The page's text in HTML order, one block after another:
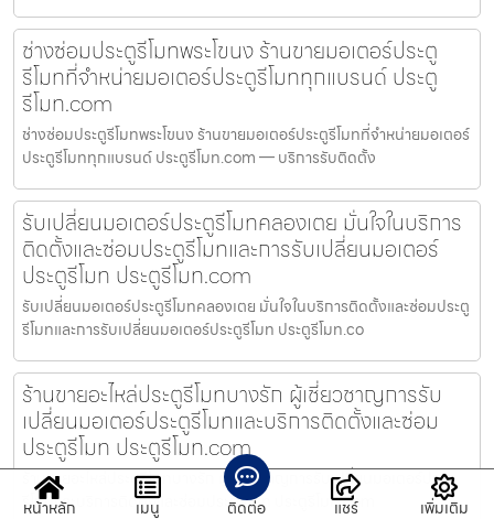
ช่างซ่อมประตูรีโมทพระโขนง ร้านขายมอเตอร์ประตู
รีโมทที่จำหน่ายมอเตอร์ประตูรีโมททุกแบรนด์ ประตู
รีโมท.com
ช่างซ่อมประตูรีโมทพระโขนง ร้านขายมอเตอร์ประตูรีโมทที่จำหน่ายมอเตอร์
ประตูรีโมททุกแบรนด์ ประตูรีโมท.com — บริการรับติดตั้ง
รับเปลี่ยนมอเตอร์ประตูรีโมทคลองเตย มั่นใจในบริการ
ติดตั้งและซ่อมประตูรีโมทและการรับเปลี่ยนมอเตอร์
ประตูรีโมท ประตูรีโมท.com
รับเปลี่ยนมอเตอร์ประตูรีโมทคลองเตย มั่นใจในบริการติดตั้งและซ่อมประตู
รีโมทและการรับเปลี่ยนมอเตอร์ประตูรีโมท ประตูรีโมท.co
ร้านขายอะไหล่ประตูรีโมทบางรัก ผู้เชี่ยวชาญการรับ
เปลี่ยนมอเตอร์ประตูรีโมทและบริการติดตั้งและซ่อม
ประตูรีโมท ประตูรีโมท.com
ร้านขายอะไหล่ประตูรีโมทบางรัก ผู้เชี่ยวชาญการรับเปลี่ยนมอเตอร์ประตู
รีโมทและบริการติดตั้งและซ่อมประตูรีโมท ประตูรีโมท.com
หน้าหลัก เมนู ติดต่อ แชร์ เพิ่มเติม